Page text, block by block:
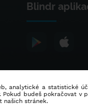
Blindr
analytické a statistické
budeš pokračovat v
našich stránek.